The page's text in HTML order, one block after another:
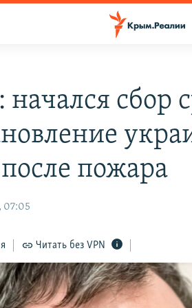
начался сбор
пожара
07:05
Читать без VPN